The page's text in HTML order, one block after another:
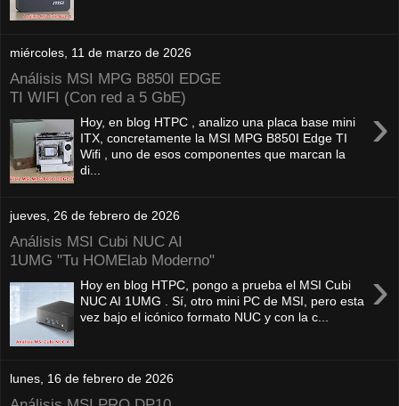
miércoles, 11 de marzo de 2026
Análisis MSI MPG B850I EDGE
TI WIFI (Con red a 5 GbE)
›
Hoy, en blog HTPC , analizo una placa base mini
ITX, concretamente la MSI MPG B850I Edge TI
Wifi , uno de esos componentes que marcan la
di...
jueves, 26 de febrero de 2026
Análisis MSI Cubi NUC AI
1UMG "Tu HOMElab Moderno"
›
Hoy en blog HTPC, pongo a prueba el MSI Cubi
NUC AI 1UMG . Sí, otro mini PC de MSI, pero esta
vez bajo el icónico formato NUC y con la c...
lunes, 16 de febrero de 2026